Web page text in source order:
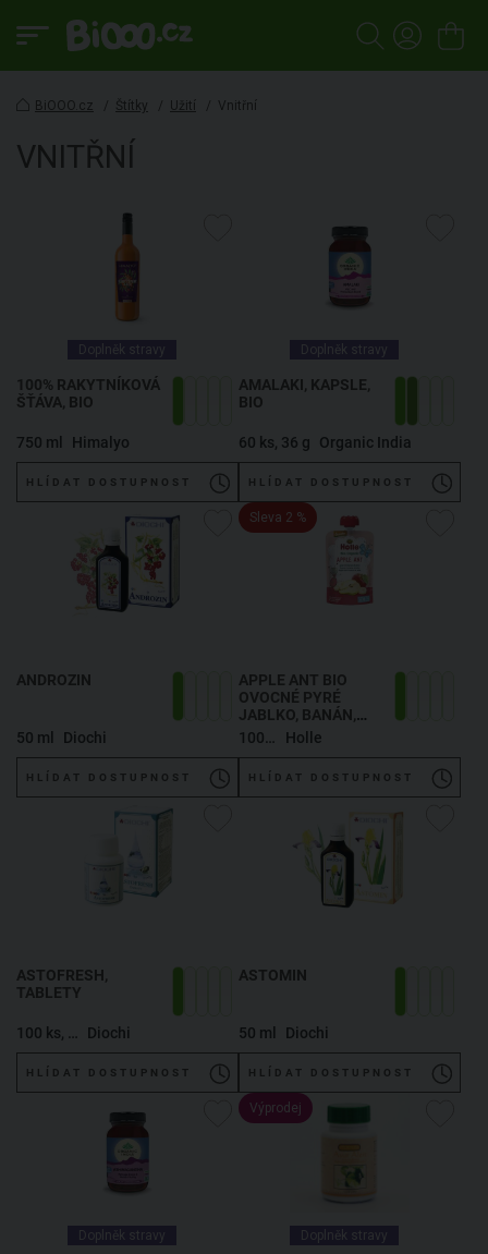
BiOOO.cz / Štítky / Užití / Vnitřní
VNITŘNÍ
Doplněk stravy
100% RAKYTNÍKOVÁ
ŠŤÁVA, BIO
750 ml Himalyo
HLÍDAT DOSTUPNOST
Doplněk stravy
AMALAKI, KAPSLE,
BIO
60 ks, 36 g Organic India
HLÍDAT DOSTUPNOST
ANDROZIN
50 ml Diochi
HLÍDAT DOSTUPNOST
Sleva 2 %
APPLE ANT BIO
OVOCNÉ PYRÉ
JABLKO, BANÁN,
HRUŠKAHolle
HLÍDAT DOSTUPNOST
ASTOFRESH,
TABLETY
Diochi
HLÍDAT DOSTUPNOST
ASTOMIN
50 ml Diochi
HLÍDAT DOSTUPNOST
Doplněk stravy
Výprodej
Doplněk stravy